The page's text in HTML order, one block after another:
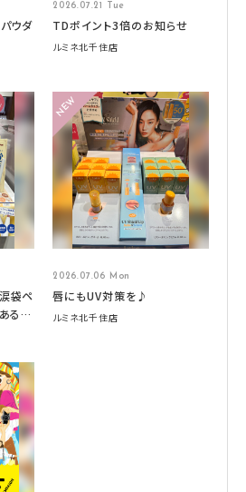
ウダ
2026.07.21 Tue
TDポイント3倍のお知らせ
ルミネ北千住店
袋ペ
るみ
2026.07.06 Mon
唇にもUV対策を♪
ルミネ北千住店